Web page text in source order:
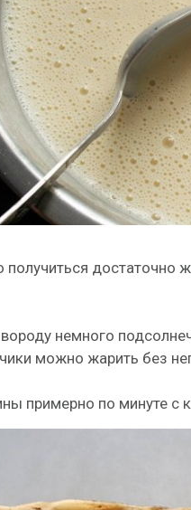
получиться достаточно
немного
можно жарить без
примерно по минуте с